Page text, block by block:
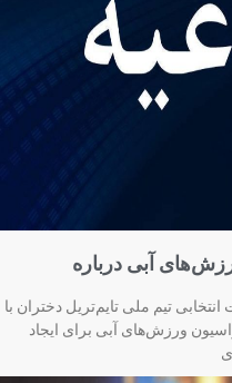
آبی درباره
تیم ملی تایم‌تریل دختران با
ورزش‌های آبی برای ایجاد